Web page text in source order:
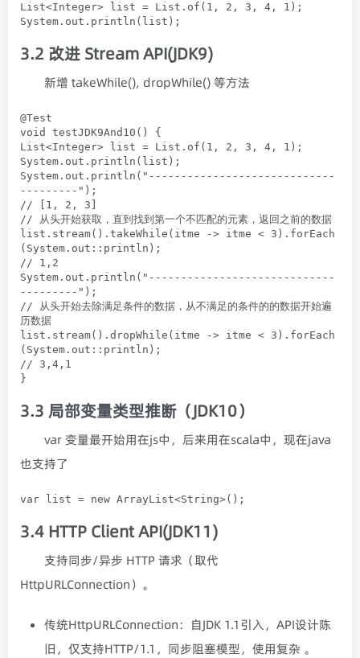
List<Integer> list = List.of(1, 2, 3, 4, 1);
System.out.println(list);
3.2 改进 Stream API(JDK9)
新增 takeWhile(), dropWhile() 等方法
@Test
void testJDK9And10() {
List<Integer> list = List.of(1, 2, 3, 4, 1);
System.out.println(list);
System.out.println("-----------------------------
---------");
// [1, 2, 3]
// 从头开始获取，直到找到第一个不匹配的元素，返回之前的数据
list.stream().takeWhile(itme -> itme < 3).forEach
(System.out::println);
// 1,2
System.out.println("-----------------------------
---------");
// 从头开始去除满足条件的数据，从不满足的条件的的数据开始遍
历数据
list.stream().dropWhile(itme -> itme < 3).forEach
(System.out::println);
// 3,4,1
}
3.3 局部变量类型推断（JDK10）
var 变量最开始用在js中，后来用在scala中，现在java
也支持了
var list = new ArrayList<String>();
3.4 HTTP Client API(JDK11)
支持同步/异步 HTTP 请求（取代
HttpURLConnection）。
传统HttpURLConnection：自JDK 1.1引入，API设计陈
旧，仅支持HTTP/1.1，同步阻塞模型，使用复杂 。